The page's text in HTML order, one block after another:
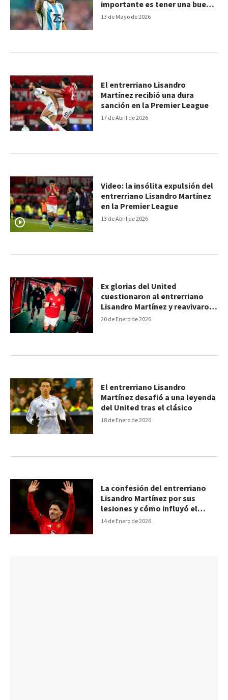
13 de Mayo de 2026
importante es tener una buena
mujer al lado”
17 de Abril de 2026
El entrerriano Lisandro
Martínez recibió una dura
sanción en la Premier League
13 de Abril de 2026
Video: la insólita expulsión del
entrerriano Lisandro Martínez
en la Premier League
20 de Enero de 2026
Ex glorias del United
cuestionaron al entrerriano
Lisandro Martínez y reavivaron
la polémica
18 de Enero de 2026
El entrerriano Lisandro
Martínez desafió a una leyenda
del United tras el clásico
14 de Enero de 2026
La confesión del entrerriano
Lisandro Martínez por sus
lesiones y cómo influyó el
nacimiento de su hija